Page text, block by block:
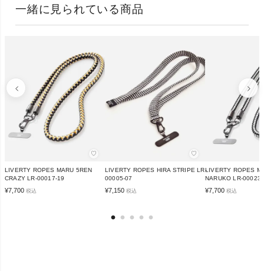
一緒に見られている商品
♡
LIVERTY ROPES MARU 5REN
CRAZY LR-00017-19
¥7,700 税込
♡
LIVERTY ROPES HIRA STRIPE LR-
00005-07
¥7,150 税込
LIVERTY ROPES
NARUKO LR-
¥7,700 税込